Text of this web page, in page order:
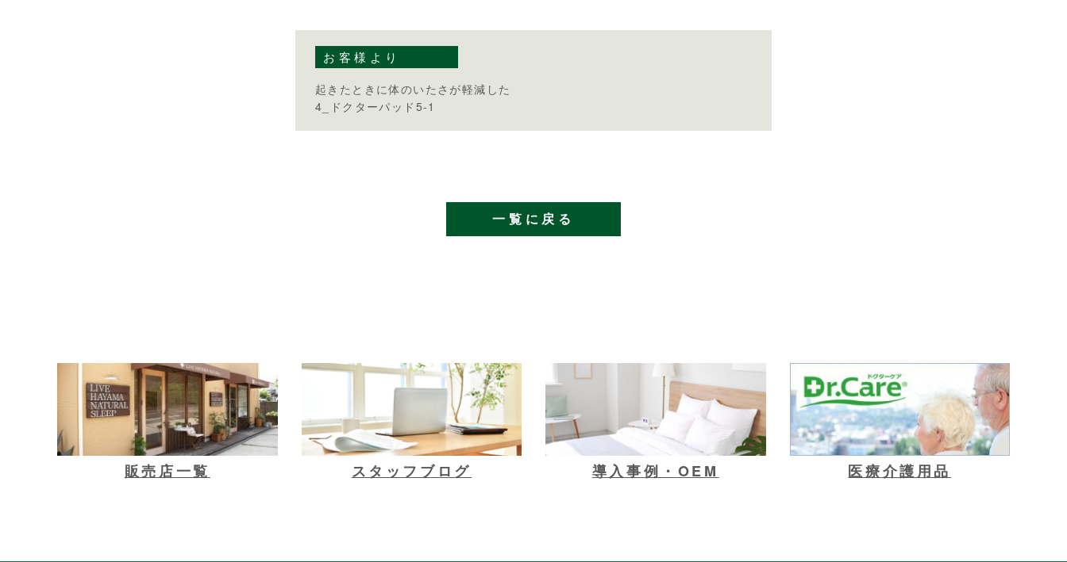
お客様より
起きたときに体のいたさが軽減した
4_ドクターパッド5-1
一覧に戻る
販売店一覧 スタッフブログ 導入事例・OEM 医療介護用品